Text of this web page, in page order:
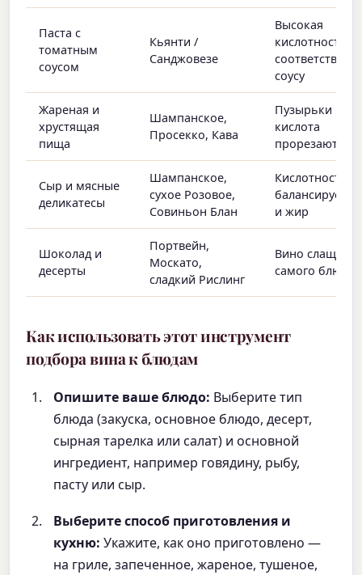
Паста с
томатным
соусом
Кьянти /
Санджовезе
Высокая
кислотность
соответствует
соусу
Жареная и
хрустящая
пища
Шампанское,
Просекко, Кава
Пузырьки и
кислота
прорезают
Сыр и мясные
деликатесы
Шампанское,
сухое Розовое,
Совиньон Блан
Кислотность
балансирует
и жир
Шоколад и
десерты
Портвейн,
Москато,
сладкий Рислинг
Вино слаще
самого блюда
Как использовать этот инструмент
подбора вина к блюдам
Опишите ваше блюдо: Выберите тип
блюда (закуска, основное блюдо, десерт,
сырная тарелка или салат) и основной
ингредиент, например говядину, рыбу,
пасту или сыр.
Выберите способ приготовления и
кухню: Укажите, как оно приготовлено —
на гриле, запеченное, жареное, тушеное,